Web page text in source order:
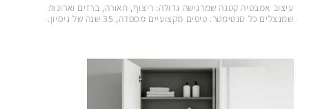
עיצוב אמבטיה קטנה שמרגישה גדולה: ריצוף, תאורה, ברזים וארונות
שמנצלים כל סנטימטר. טיפים מקצועיים מספדה, 35 שנה של ניסיון.